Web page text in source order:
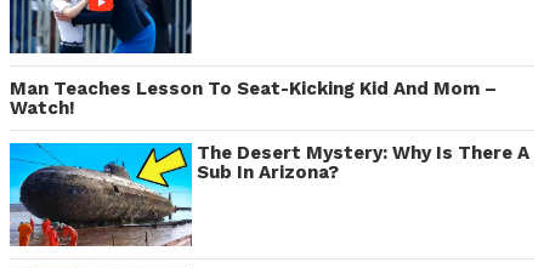
Man Teaches Lesson To Seat-Kicking Kid And Mom –
Watch!
The Desert Mystery: Why Is There A
Sub In Arizona?